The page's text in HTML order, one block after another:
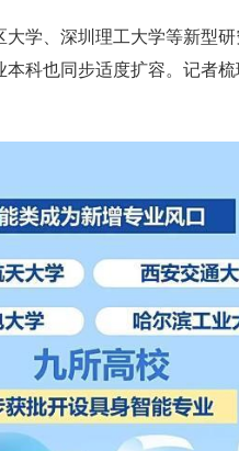
学、深圳理工大学等新型
科也同步适度扩容。记者